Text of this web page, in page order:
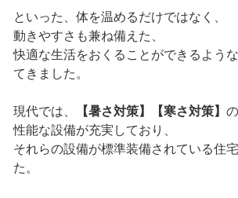
といった、体を温めるだけではなく、
動きやすさも兼ね備えた、
快適な生活をおくることができるよう
てきました。
現代では、 【暑さ対策】【寒さ対策】
性能な設備が充実しており、
それらの設備が標準装備されている住
た。